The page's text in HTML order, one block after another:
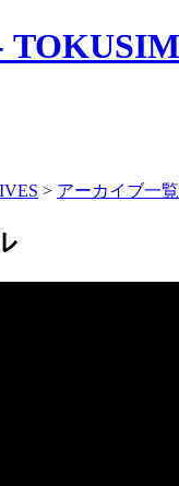
> アーカイブ一覧